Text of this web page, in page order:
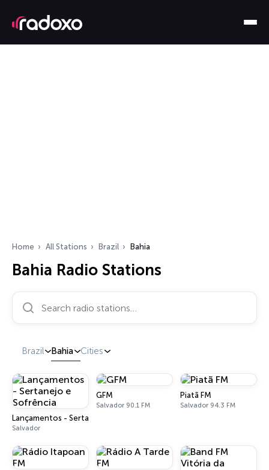
Home All Stations Brazil Bahia
Bahia Radio Stations
Search radio stations…
Brazil Bahia Cities
Lançamentos - Sertanejo e Sofrência
Salvador
GFM
Salvador 90.1 FM
Piatã FM
Salvador 94.3 FM